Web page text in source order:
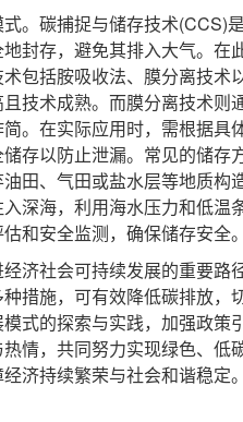
碳捕捉与储存技术(CCS)
封存，避免其排入大气。在
包括胺吸收法、膜分离技术
技术成熟。而膜分离技术则
。在实际应用时，需根据具
存以防止泄漏。常见的储存
田、气田或盐水层等地质构
深海，利用海水压力和低温
和安全监测，确保储存安全。
社会可持续发展的重要路
措施，可有效降低碳排放，
式的探索与实践，加强政策
情，共同努力实现绿色、低
济持续繁荣与社会和谐稳定。